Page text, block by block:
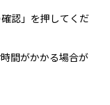
認」を押してくだ
間がかかる場合が